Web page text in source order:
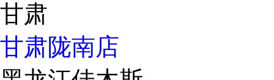
甘肃
甘肃陇南店